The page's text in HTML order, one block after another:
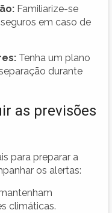
Familiarize-se
em caso de
Tenha um plano
durante
as previsões
para preparar a
os alertas:
climáticas.